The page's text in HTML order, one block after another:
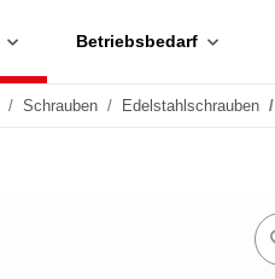
Betriebsbedarf
Schrauben Edelstahlschrauben